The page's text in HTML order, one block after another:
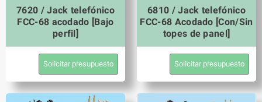
7620 / Jack telefónico
FCC-68 acodado [Bajo
perfil]
Solicitar presupuesto
6810 / Jack telefónico
FCC-68 Acodado [Con/Sin
topes de panel]
Solicitar presupuesto